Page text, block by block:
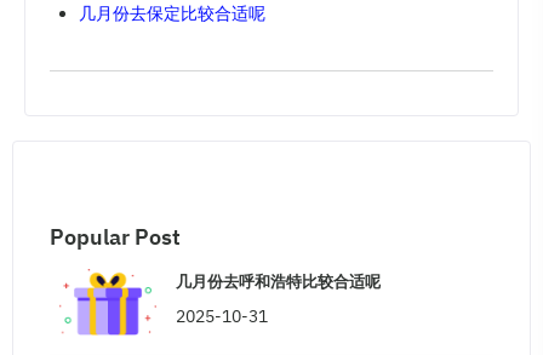
几月份去保定比较合适呢
Popular Post
几月份去呼和浩特比较合适呢
2025-10-31